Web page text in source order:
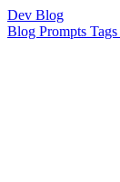
Dev Blog
Blog Prompts Tags